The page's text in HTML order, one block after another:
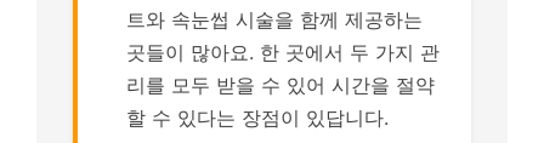
트와 속눈썹 시술을 함께 제공하는
곳들이 많아요. 한 곳에서 두 가지 관
리를 모두 받을 수 있어 시간을 절약
할 수 있다는 장점이 있답니다.